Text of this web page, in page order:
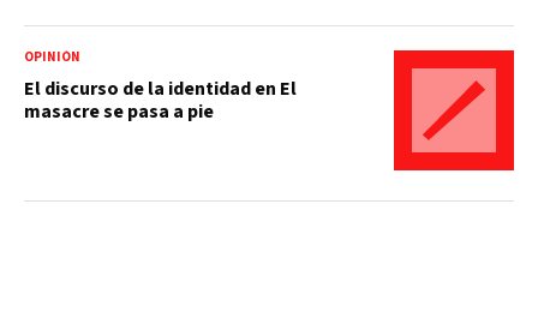
OPINIÓN
El discurso de la identidad en El
masacre se pasa a pie